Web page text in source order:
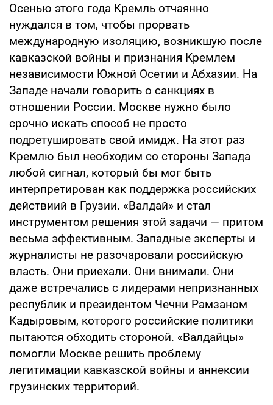
Осенью этого года Кремль отчаянно
нуждался в том, чтобы прорвать
международную изоляцию, возникшую после
кавказской войны и признания Кремлем
независимости Южной Осетии и Абхазии. На
Западе начали говорить о санкциях в
отношении России. Москве нужно было
срочно искать способ не просто
подретушировать свой имидж. На этот раз
Кремлю был необходим со стороны Запада
любой сигнал, который бы мог быть
интерпретирован как поддержка российских
действиий в Грузии. «Валдай» и стал
инструментом решения этой задачи — притом
весьма эффективным. Западные эксперты и
журналисты не разочаровали российскую
власть. Они приехали. Они внимали. Они
даже встречались с лидерами непризнанных
республик и президентом Чечни Рамзаном
Кадыровым, которого российские политики
пытаются обходить стороной. «Валдайцы»
помогли Москве решить проблему
легитимации кавказской войны и аннексии
грузинских территорий.